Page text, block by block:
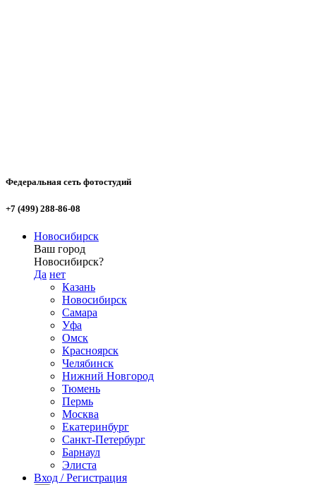
Федеральная сеть фотостудий
+7 (499) 288-86-08
Новосибирск
Ваш город
Новосибирск?
Да нет
Казань
Новосибирск
Самара
Уфа
Омск
Красноярск
Челябинск
Нижний Новгород
Тюмень
Пермь
Москва
Екатеринбург
Санкт-Петербург
Барнаул
Элиста
Вход / Регистрация